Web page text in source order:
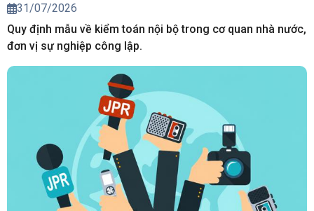
31/07/2026
Quy định mẫu về kiểm toán nội bộ trong cơ quan nhà nước,
đơn vị sự nghiệp công lập.